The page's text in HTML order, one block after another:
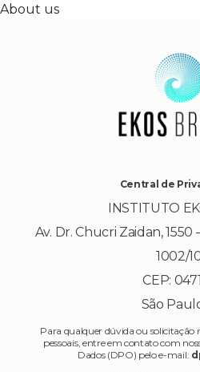
About us
Central de
INSTITUTO
Av. Dr. Chucri Zaidan, 1550
1002/
CEP:
São
Para qualquer dúvida ou solicitação
pessoais, entre em contato com
Dados (DPO) pelo e-mail: